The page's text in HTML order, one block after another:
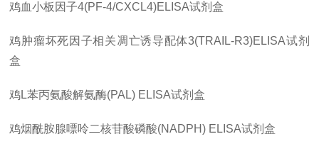
鸡血小板因子4(PF-4/CXCL4)ELISA试剂盒
鸡肿瘤坏死因子相关凋亡诱导配体3(TRAIL-R3)ELISA试剂
盒
鸡L苯丙氨酸解氨酶(PAL) ELISA试剂盒
鸡烟酰胺腺嘌呤二核苷酸磷酸(NADPH) ELISA试剂盒